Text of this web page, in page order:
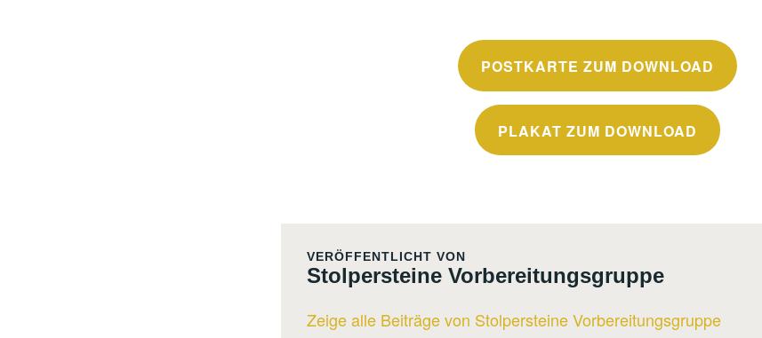
POSTKARTE ZUM DOWNLOAD
PLAKAT ZUM DOWNLOAD
VERÖFFENTLICHT VON
Stolpersteine Vorbereitungsgruppe
Zeige alle Beiträge von Stolpersteine Vorbereitungsgruppe